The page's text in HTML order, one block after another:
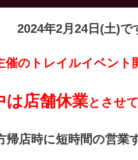
2024年2月24日(土)で
催のトレイルイベント
は店舗休業とさせ
帰店時に短時間の営業